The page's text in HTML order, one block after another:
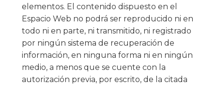
elementos. El contenido dispuesto en el
Espacio Web no podrá ser reproducido ni en
todo ni en parte, ni transmitido, ni registrado
por ningún sistema de recuperación de
información, en ninguna forma ni en ningún
medio, a menos que se cuente con la
autorización previa, por escrito, de la citada